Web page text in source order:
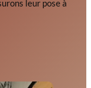
leur pose à